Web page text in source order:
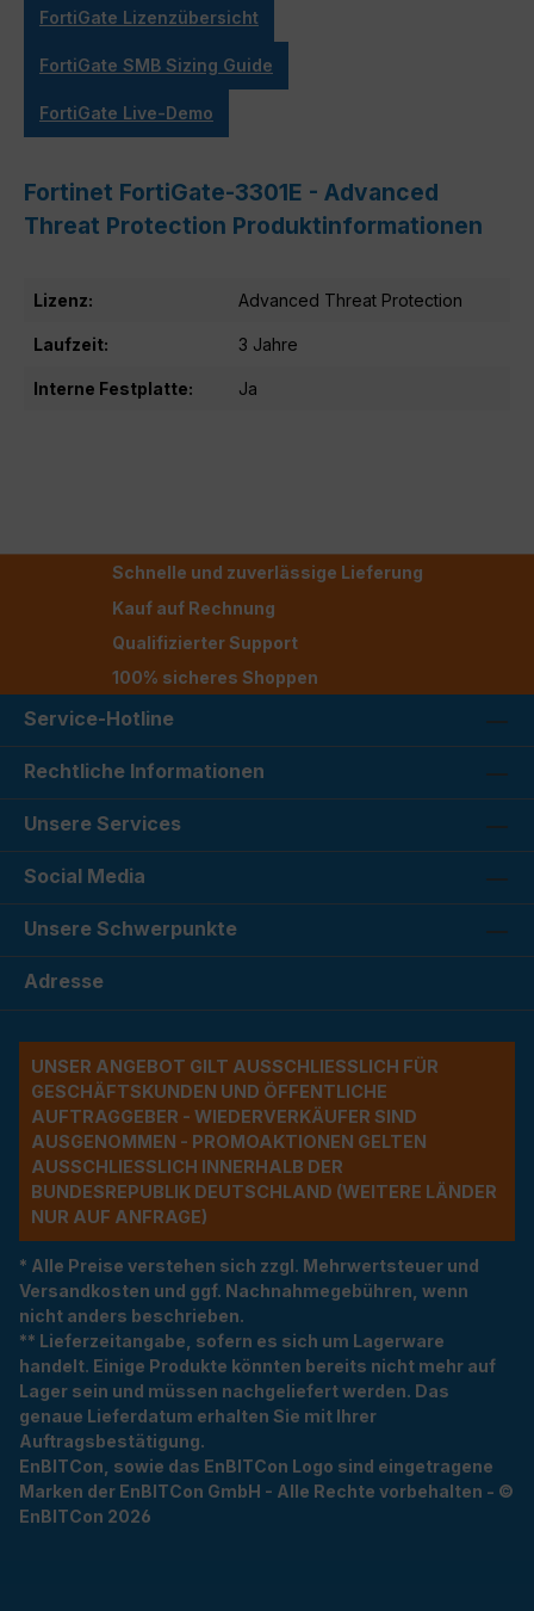
FortiGate Lizenzübersicht
FortiGate SMB Sizing Guide
FortiGate Live-Demo
Fortinet FortiGate-3301E - Advanced
Threat Protection Produktinformationen
Lizenz: Advanced Threat Protection
Laufzeit: 3 Jahre
Interne Festplatte: Ja
Schnelle und zuverlässige Lieferung
Kauf auf Rechnung
Qualifizierter Support
100% sicheres Shoppen
Service-Hotline
Rechtliche Informationen
Unsere Services
Social Media
Unsere Schwerpunkte
Adresse
UNSER ANGEBOT GILT AUSSCHLIESSLICH FÜR G
ESCHÄFTSKUNDEN UND ÖFFENTLICHE A
UFTRAGGEBER - WIEDERVERKÄUFER SIND A
USGENOMMEN - PROMOAKTIONEN GELTEN A
USSCHLIESSLICH INNERHALB DER BU
NDESREPUBLIK DEUTSCHLAND (WEITERE LÄNDER NU
R AUF ANFRAGE)
* Alle Preise verstehen sich zzgl. Mehrwertsteuer und
Versandkosten und ggf. Nachnahmegebühren, wenn
nicht anders beschrieben.
** Lieferzeitangabe, sofern es sich um Lagerware
handelt. Einige Produkte könnten bereits nicht mehr auf
Lager sein und müssen nachgeliefert werden. Das
genaue Lieferdatum erhalten Sie mit Ihrer
Auftragsbestätigung.
EnBITCon, sowie das EnBITCon Logo sind eingetragene
Marken der EnBITCon GmbH - Alle Rechte vorbehalten - ©
EnBITCon 2026